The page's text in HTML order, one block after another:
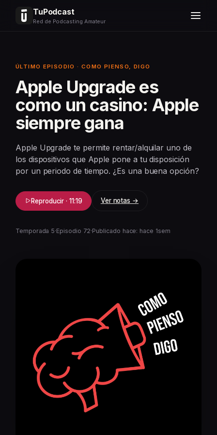
TuPodcast
Red de Podcasting Amateur
ÚLTIMO EPISODIO · COMO PIENSO, DIGO
Apple Upgrade es
como un casino: Apple
siempre gana
Apple Upgrade te permite rentar/alquilar uno de
los dispositivos que Apple pone a tu disposición
por un periodo de tiempo. ¿Es una buena opción?
Reproducir · 11:19 Ver notas →
Temporada 5·Episodio 72·Publicado hace: hace 1sem